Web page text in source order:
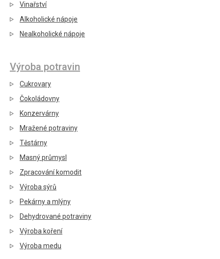
Vinařství
Alkoholické nápoje
Nealkoholické nápoje
Výroba potravin
Cukrovary
Čokoládovny
Konzervárny
Mražené potraviny
Těstárny
Masný průmysl
Zpracování komodit
Výroba sýrů
Pekárny a mlýny
Dehydrované potraviny
Výroba koření
Výroba medu